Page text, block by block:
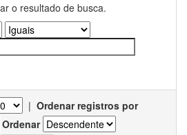
o resultado de busca.
| Ordenar registros por
Ordenar